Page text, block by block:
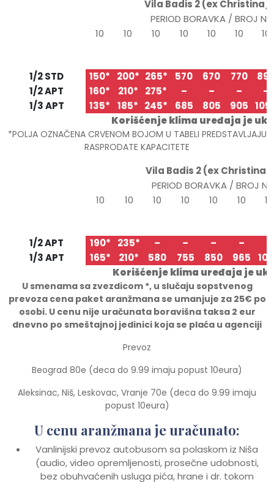
Vila Badis 2 (ex Christina)
PERIOD BORAVKA / BROJ
10
10 10 10 10 10
10
1/2 STD
150* 200* 265* 570 670 770
1/2 APT
160* 210* 275* – – –
–
1/3 APT
135* 185* 245* 685 805 905
Korišćenje klima uređaja je
*POLJA OZNAČENA CRVENOM BOJOM U TABELI PREDSTAVLJAJU
RASPRODATE KAPACITETE
Vila Badis 2 (ex Christina)
PERIOD BORAVKA / BROJ
10
10 10 10 10 10
10
1/2 APT
190* 235* – – – –
1/3 APT
165* 210* 580 755 850 965
Korišćenje klima uređaja je
U smenama sa zvezdicom *, u slučaju sopstvenog
prevoza cena paket aranžmana se umanjuje za 25€ po
osobi. U cenu nije uračunata boravišna taksa 2 eur
dnevno po smeštajnoj jedinici koja se plaća u agenciji
Prevoz
Beograd 80e (deca do 9.99 imaju popust 10eura)
Aleksinac, Niš, Leskovac, Vranje 70e (deca do 9.99 imaju
popust 10eura)
U cenu aranžmana je uračunato:
Vanlinijski prevoz autobusom sa polaskom iz Niša
(audio, video opremljenosti, prosečne udobnosti,
bez obuhvaćenih usluga pića, hrane i dr. tokom